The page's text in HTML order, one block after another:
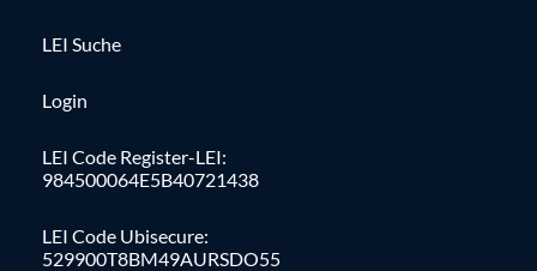
LEI Suche
Login
LEI Code Register-LEI:
984500064E5B40721438
LEI Code Ubisecure:
529900T8BM49AURSDO55